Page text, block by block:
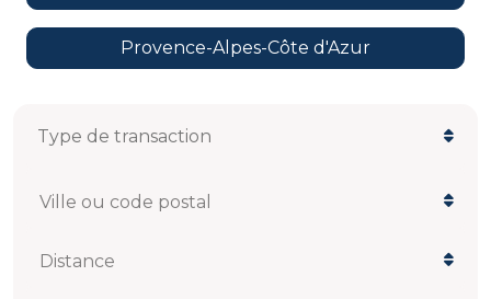
Provence-Alpes-Côte d'Azur
Ville ou code postal
Distance